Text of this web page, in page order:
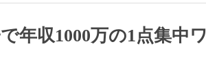
年収1000万の1点集中ワ